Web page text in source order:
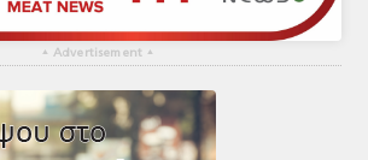
▴ Advertisement ▴